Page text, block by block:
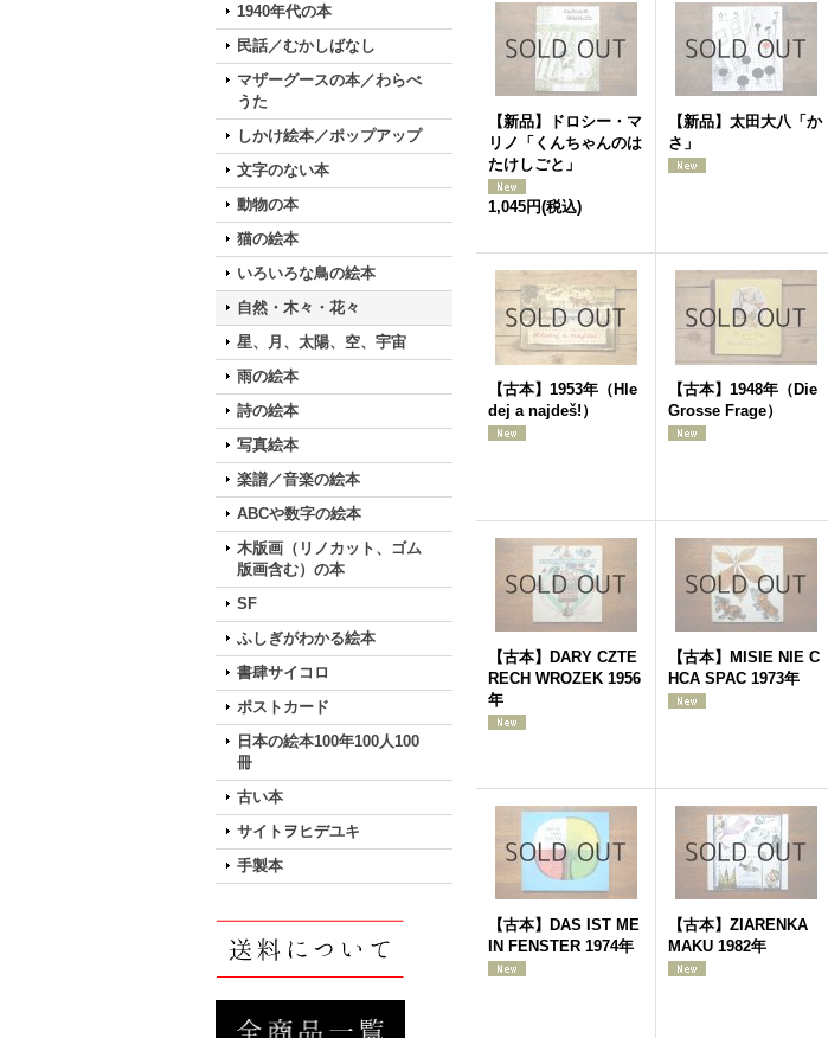
1940年代の本
民話／むかしばなし
マザーグースの本／わらべ
うた
しかけ絵本／ポップアップ
文字のない本
動物の本
猫の絵本
いろいろな鳥の絵本
自然・木々・花々
星、月、太陽、空、宇宙
雨の絵本
詩の絵本
写真絵本
楽譜／音楽の絵本
ABCや数字の絵本
木版画（リノカット、ゴム
版画含む）の本
SF
ふしぎがわかる絵本
書肆サイコロ
ポストカード
日本の絵本100年100人100
冊
古い本
サイトヲヒデユキ
手製本
【新品】ドロシー・マ
リノ「くんちゃんのは
たけしごと」
1,045円(税込)
【新品】太田大八「か
さ」
【古本】1953年（Hle
dej a najdeš!）
【古本】1948年（Die
Grosse Frage）
【古本】DARY CZTE
RECH WROZEK 1956
年
【古本】MISIE NIE C
HCA SPAC 1973年
【古本】DAS IST ME
IN FENSTER 1974年
【古本】ZIARENKA
MAKU 1982年